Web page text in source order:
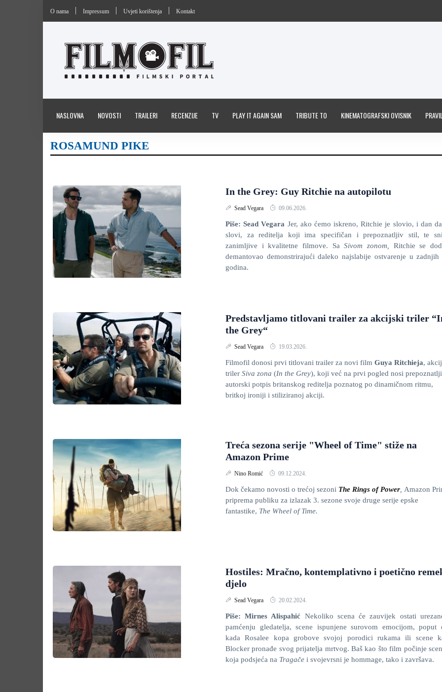
O nama Impressum Uvjeti korištenja Kontakt
NASLOVNA NOVOSTI TRAILERI RECENZIJE TV PLAY IT AGAIN SAM TRIBUTE TO KINEMATOGRAFSKI OVISNIK
ROSAMUND PIKE
In the Grey: Guy Ritchie na autopilotu
Sead Vegara 09.06.2026.
Piše: Sead Vegara Jer, ako ćemo iskreno, Ritchie je slovio, i dan
slovi, za reditelja koji ima specifičan i prepoznatljiv stil, te
zanimljive i kvalitetne filmove. SaSivom zonom,
Ritchie se
demantovao demonstrirajući daleko najslabije ostvarenje u zadnjih
godina.
Predstavljamo titlovani trailer za akcijski triler
the Grey“
Sead Vegara 19.03.2026.
Filmofil donosi prvi titlovani trailer za novi film Guya Ritchieja,
triler Siva zona (In the Grey), koji već na prvi pogled nosi
autorski potpis britanskog reditelja poznatog po dinamičnom ritmu,
britkoj ironiji i stiliziranoj akciji.
Treća sezona serije "Wheel of Time" stiže na
Amazon Prime
Nino Romić 09.12.2024.
Dok čekamo novosti o trećoj sezoni The Rings of Power Amazon
priprema publiku za izlazak 3. sezone svoje druge serije epske
fantastike, The Wheel of Time.
Hostiles: Mračno, kontemplativno i poetično
djelo
Sead Vegara 20.02.2024.
Piše: Mirnes Alispahić Nekoliko scena će zauvijek ostati
pamćenju gledatelja, scene ispunjene surovom emocijom, poput
kada Rosalee kopa grobove svojoj porodici rukama ili scene
Blocker pronađe svog prijatelja mrtvog. Baš kao što film počinje
koja podsjeća na Tragače i svojevrsni je hommage, tako i završava.